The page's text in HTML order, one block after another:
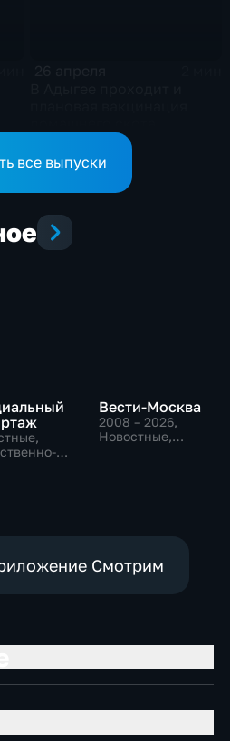
все выпуски
Вести-Москва
2008 – 2026,
Новостные,
Смотрим